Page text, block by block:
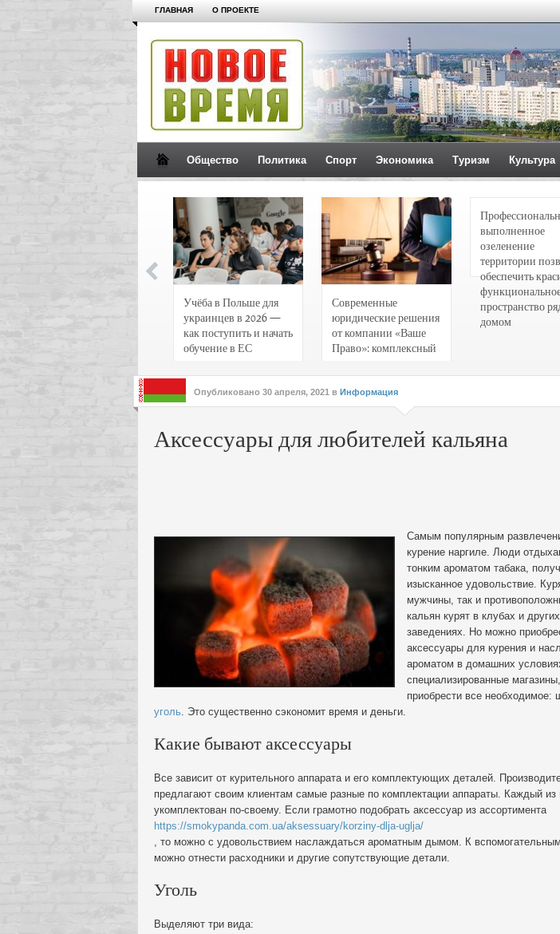
ГЛАВНАЯ О ПРОЕКТЕ
Общество Политика Спорт Экономика Туризм Культура
Учёба в Польше для
украинцев в 2026 —
как поступить и начать
обучение в ЕС
Современные
юридические решения
от компании «Ваше
Право»: комплексный
интересов клиентов
выполненное
озеленение
территории
обеспечить
пространство
домом
Опубликовано 30 апреля, 2021 в Информация
Аксессуары для любителей кальяна
Самым популярным
курение наргиле. Люди
тонким ароматом табака,
изысканное удовольствие.
мужчины, так и
кальян курят в клубах и
заведениях. Но можно
аксессуары для курения и
ароматом в домашних
специализированные
приобрести все необходимое:
уголь. Это существенно сэкономит время и деньги.
Какие бывают аксессуары
Все зависит от курительного аппарата и его комплектующих деталей.
предлагают своим клиентам самые разные по комплектации аппараты. Каждый из
укомплектован по-своему. Если грамотно подобрать аксессуар из ассортимента
https://smokypanda.com.ua/aksessuary/korziny-dlja-uglja/
, то можно с удовольствием наслаждаться ароматным дымом. К
можно отнести расходники и другие сопутствующие детали.
Уголь
Выделяют три вида: